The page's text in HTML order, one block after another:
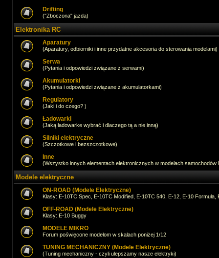
Drifting
("Zboczona" jazda)
Elektronika RC
Aparatury
(Aparatury, odbiorniki i inne przydatne akcesoria do sterowania modelami)
Serwa
(Pytania i odpowiedzi związane z serwami)
Akumulatorki
(Pytania i odpowiedzi związane z akumulatorkami)
Regulatory
(Jaki i do czego? )
Ładowarki
(Jaką ładowarke wybrać i dlaczego tą a nie inną)
Silniki elektryczne
(Szczotkowe i bezszczotkowe)
Inne
(Wszystko innych elementach elektronicznych w modelach samochodów
Modele elektryczne
ON-ROAD (Modele Elektryczne)
Klasy: E-10TC Spec, E-10TC Modified, E-10TC 540, E-12, E-10 Formuła,
OFF-ROAD (Modele Elektryczne)
Klasy: E-10 Buggy
MODELE MIKRO
Forum poświęcone modelom w skalach poniżej 1/12
TUNING MECHANICZNY (Modele Elektryczne)
(Tuning mechaniczny - czyli ulepszamy nasze elektryki)